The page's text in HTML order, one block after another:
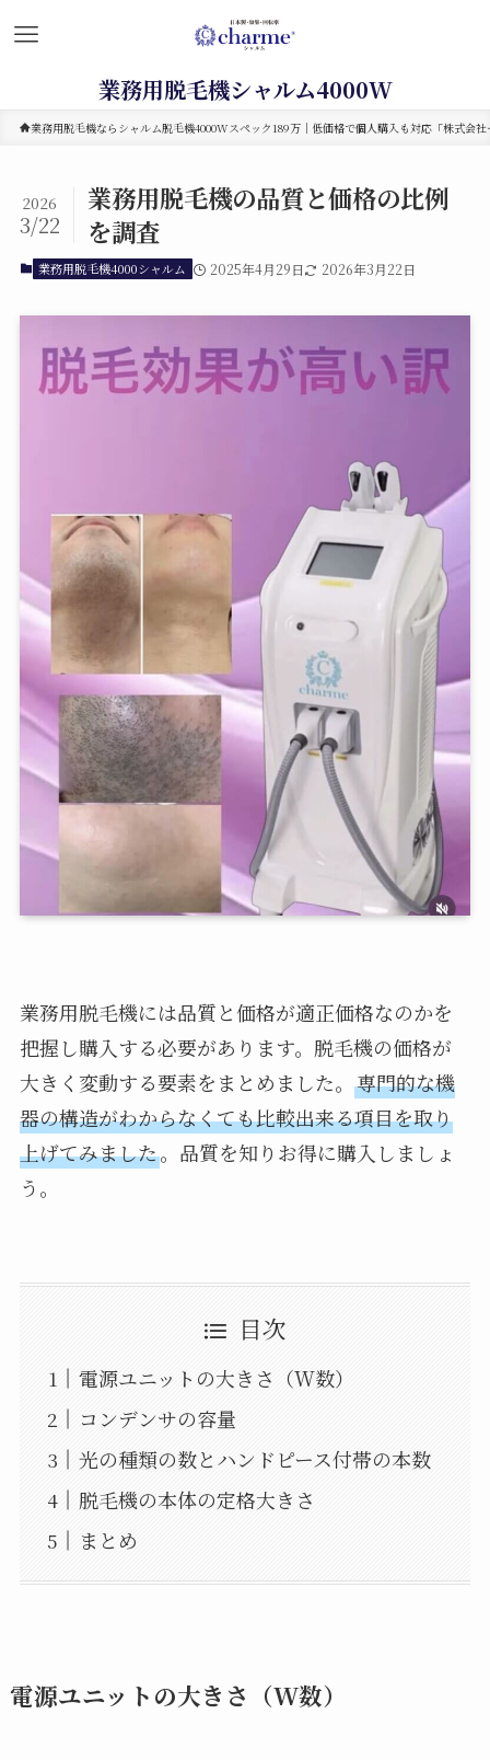
業務用脱毛機シャルム4000W
業務用脱毛機ならシャルム脱毛機4000Wスペック189万｜低価格で個人購入も対応「株式会
業務用脱毛機の品質と価格の比例
を調査
2026
3/22
業務用脱毛機4000シャルム 2025年4月29日 2026年3月22日
業務用脱毛機には品質と価格が適正価格なのかを
把握し購入する必要があります。脱毛機の価格が
大きく変動する要素をまとめました。 専門的な機
器の構造がわからなくても比較出来る項目を取り
上げてみました。品質を知りお得に購入しましょ
う。
目次
電源ユニットの大きさ（W数）
コンデンサの容量
光の種類の数とハンドピース付帯の本数
脱毛機の本体の定格大きさ
まとめ
電源ユニットの大きさ（W数）